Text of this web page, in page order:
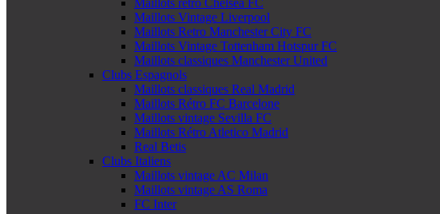
Maillots rétro Chelsea FC
Maillots Vintage Liverpool
Maillots Retro Manchester City FC
Maillots Vintage Tottenham Hotspur FC
Maillots classiques Manchester United
Clubs Espagnols
Maillots classiques Real Madrid
Maillots Rétro FC Barcelone
Maillots vintage Sevilla FC
Maillots Rétro Atletico Madrid
Real Betis
Clubs Italiens
Maillots vintage AC Milan
Maillots vintage AS Roma
FC Inter